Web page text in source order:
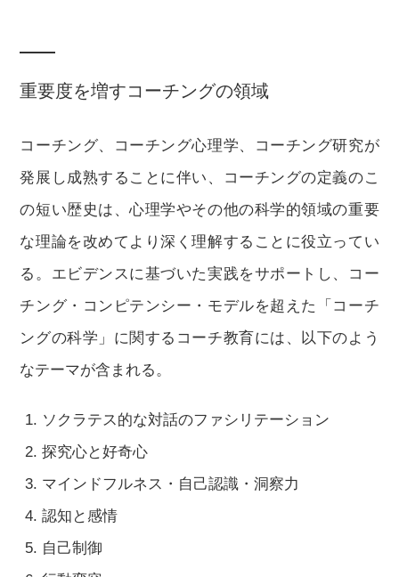
重要度を増すコーチングの領域
コーチング、コーチング心理学、コーチング研究が
発展し成熟することに伴い、コーチングの定義のこ
の短い歴史は、心理学やその他の科学的領域の重要
な理論を改めてより深く理解することに役立ってい
る。エビデンスに基づいた実践をサポートし、コー
チング・コンピテンシー・モデルを超えた「コーチ
ングの科学」に関するコーチ教育には、以下のよう
なテーマが含まれる。
ソクラテス的な対話のファシリテーション
探究心と好奇心
マインドフルネス・自己認識・洞察力
認知と感情
自己制御